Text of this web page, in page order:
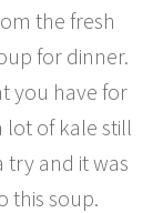
the fresh
for dinner.
you have for
lot of kale still
try and it was
this soup.